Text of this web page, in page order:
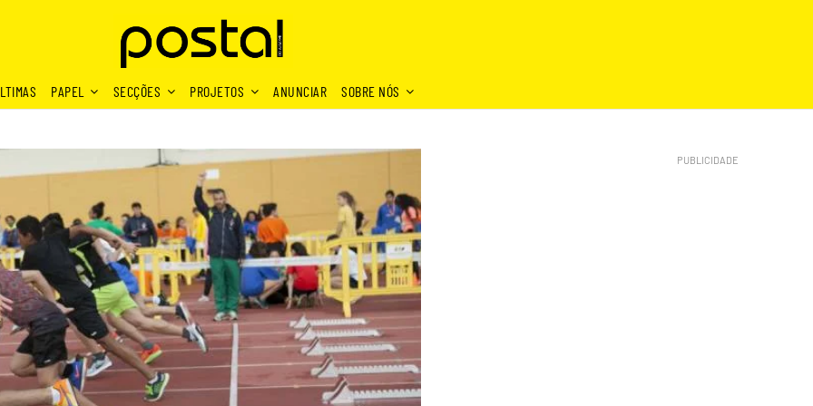
PAPEL SECÇÕES PROJETOS ANUNCIAR SOBRE NÓS